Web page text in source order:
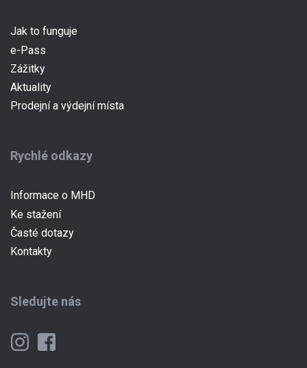
Jak to funguje
e-Pass
Zážitky
Aktuality
Prodejní a výdejní místa
Rychlé odkazy
Informace o MHD
Ke stažení
Časté dotazy
Kontakty
Sledujte nás